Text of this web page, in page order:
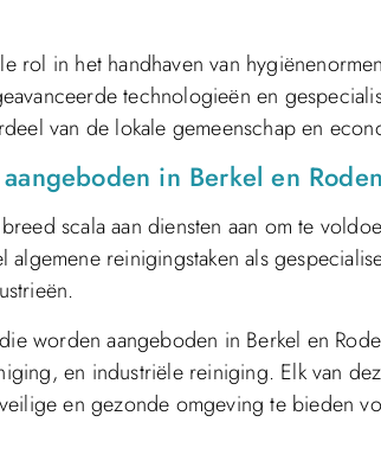
rol in het handhaven van
technologieën en
van de lokale gemeenschap en
in Berkel en
scala aan diensten aan om te
reinigingstaken als
worden aangeboden in Berkel en
en industriële reiniging. Elk van
en gezonde omgeving te bieden